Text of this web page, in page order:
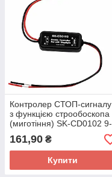
Контролер СТОП-сигналу
з функцією строобоскопа
(миготіння) SK-CD0102 9-
30В
161,90 ₴
Купити